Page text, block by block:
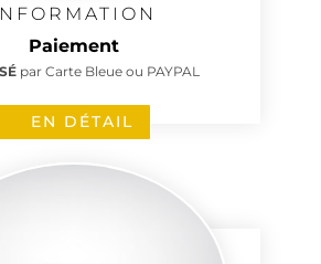
Paiement
par Carte Bleue ou PAYPAL
EN DÉTAIL